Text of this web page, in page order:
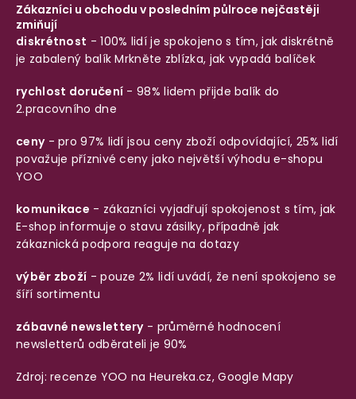
Zákazníci u obchodu v posledním půlroce nejčastěji
zmiňují
diskrétnost - 100% lidí je spokojeno s tím, jak diskrétně
je zabalený balíkMrkněte zblízka, jak vypadá balíček
rychlost doručení - 98% lidem přijde balík do
2.pracovního dne
ceny- pro 97% lidí jsou ceny zboží odpovídající, 25% lidí
považuje příznivé ceny jako největší výhodu e-shopu
YOO
komunikace - zákazníci vyjadřují spokojenost s tím, jak
E-shop informuje o stavu zásilky, případně jak
zákaznická podpora reaguje na dotazy
výběr zboží - pouze 2% lidí uvádí, že není spokojeno se
šíří sortimentu
zábavné newslettery- průměrné hodnocení
newsletterů odběrateli je 90%
Zdroj: recenze YOO na Heureka.cz,Google Mapy